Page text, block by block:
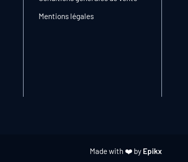
Mentions légales
Made with ❤️ by Epikx